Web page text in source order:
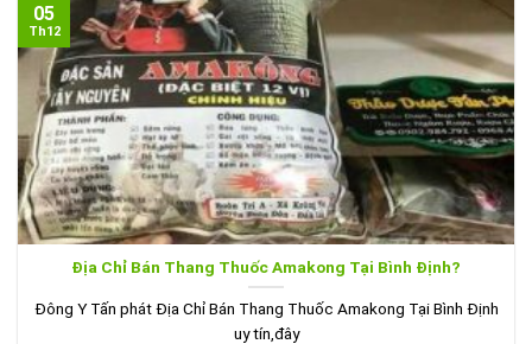
Địa Chỉ Bán Thang Thuốc Amakong Tại Bình Định?
Đông Y Tấn phát Địa Chỉ Bán Thang Thuốc Amakong Tại Bình Định
uy tín,đây
05
Th12